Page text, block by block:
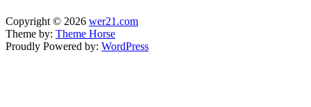
Copyright © 2026 wer21.com
Theme by: Theme Horse
Proudly Powered by: WordPress